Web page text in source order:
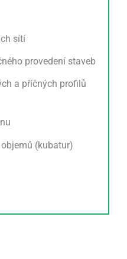
sítí
provedení staveb
a příčných profilů
(kubatur)